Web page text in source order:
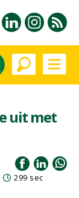
uit met
299 sec